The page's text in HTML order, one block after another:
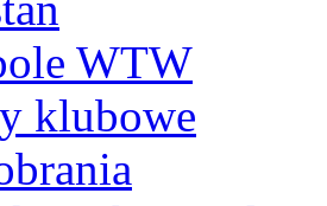
WTW
klubowe